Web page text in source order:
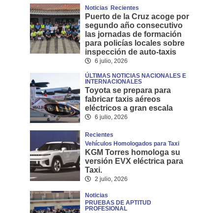
Noticias Recientes
Puerto de la Cruz acoge por
segundo año consecutivo
las jornadas de formación
para policías locales sobre
inspección de auto-taxis
6 julio, 2026
ÚLTIMAS NOTICIAS NACIONALES E
INTERNACIONALES
Toyota se prepara para
fabricar taxis aéreos
eléctricos a gran escala
6 julio, 2026
Recientes
Vehículos Homologados para Taxi
KGM Torres homologa su
versión EVX eléctrica para
Taxi.
2 julio, 2026
Noticias
PRUEBAS DE APTITUD
PROFESIONAL